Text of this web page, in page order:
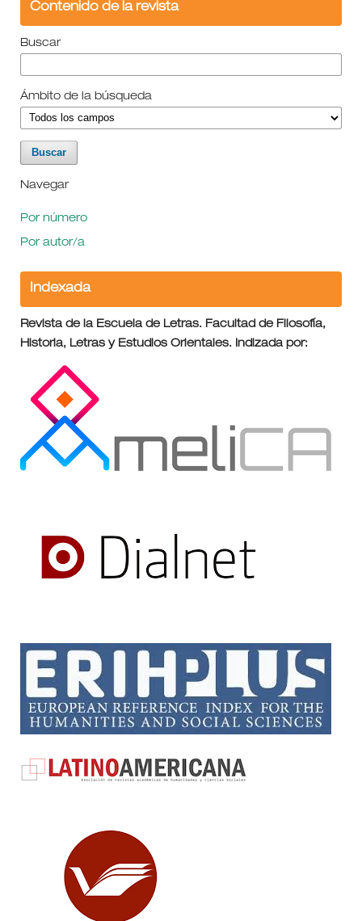
Contenido de la revista
Buscar
Ámbito de la búsqueda
Navegar
Por número
Por autor/a
Indexada
Revista de la Escuela de Letras. Facultad de Filosofía,
Historia, Letras y Estudios Orientales. Indizada por: